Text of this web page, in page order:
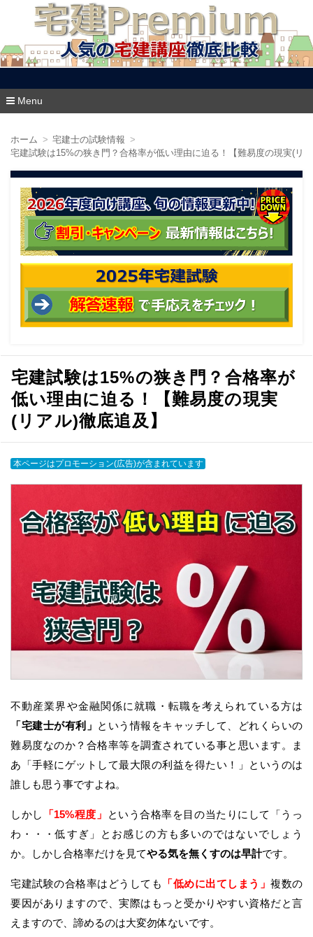
宅建プレミアム
Menu
ホーム
宅建士の試験情報
宅建試験は15%の狭き門？合格率が低い理由に迫る！【難易度の現実(リ
宅建試験は15%の狭き門？合格率が
低い理由に迫る！【難易度の現実
(リアル)徹底追及】
本ページはプロモーション(広告)が含まれています
不動産業界や金融関係に就職・転職を考えられている方は
「宅建士が有利」 という情報をキャッチして、どれくらいの
難易度なのか？合格率等を調査されている事と思います。ま
あ「手軽にゲットして最大限の利益を得たい！」というのは
誰しも思う事ですよね。
しかし 「15%程度」
という合格率を目の当たりにして「うっ
わ・・・低すぎ」とお感じの方も多いのではないでしょう
か。しかし合格率だけを見てやる気を無くすのは早計です。
宅建試験の合格率はどうしても 「低めに出てしまう」 複数の
要因がありますので、実際はもっと受かりやすい資格だと言
えますので、諦めるのは大変勿体ないです。